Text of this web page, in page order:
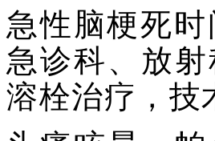
急性脑梗死
急诊科、放
溶栓治疗，技